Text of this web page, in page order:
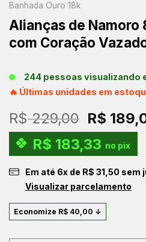
Banhada Ouro 18k
Alianças de Namoro
com Coração
244 pessoas visualizando
🔥 Últimas unidades em
R$229,00 O
preço
original
era:
R$
R$
R$ 183,33 no pix
Em até 6x de R$ 31,50 sem
Visualizar parcelamento
Economize R$ 40,00 ↓